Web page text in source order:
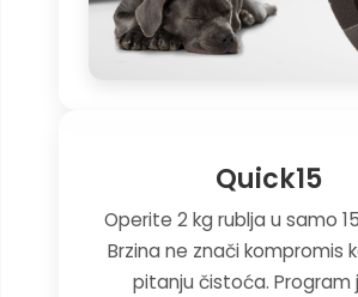
Quick15
Operite 2 kg rublja u samo
Brzina ne znači kompromis
pitanju čistoća. Program